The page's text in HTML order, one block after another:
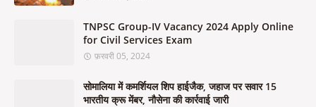
TNPSC Group-IV Vacancy 2024 Apply Online
for Civil Services Exam
फ़रवरी 05, 2024
सोमालिया में कमर्शियल शिप हाईजैक, जहाज पर सवार 15
भारतीय क्रू मेंबर, नौसेना की कार्रवाई जारी